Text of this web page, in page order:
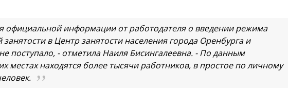
официальной информации от работодателя о введении режима
в Центр занятости населения города Оренбурга и
поступало, - отметила Наиля Бисингалеевна. - По данным
местах находятся более тысячи работников, в простое по личному